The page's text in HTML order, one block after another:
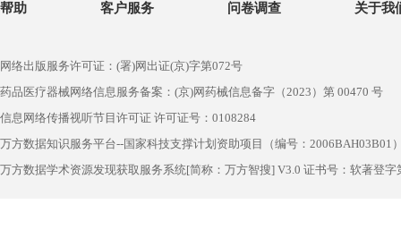
帮助 客户服务 问卷调查 关于我
网络出版服务许可证：(署)网出证(京)字第072号
药品医疗器械网络信息服务备案：(京)网药械信息备字（2023）第 00470 号
信息网络传播视听节目许可证 许可证号：0108284
万方数据知识服务平台--国家科技支撑计划资助项目（编号：2006BAH03B01
万方数据学术资源发现获取服务系统[简称：万方智搜] V3.0 证书号：软著登字